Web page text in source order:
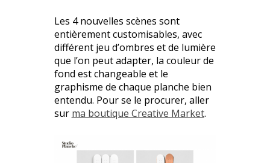
Les 4 nouvelles scènes sont
entièrement customisables, avec
différent jeu d’ombres et de lumière
que l’on peut adapter, la couleur de
fond est changeable et le
graphisme de chaque planche bien
entendu. Pour se le procurer, aller
sur ma boutique Creative Market.